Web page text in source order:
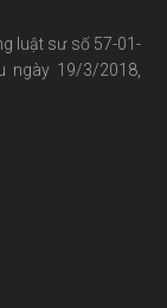
luật sư số 57-01-
ngày 19/3/2018,